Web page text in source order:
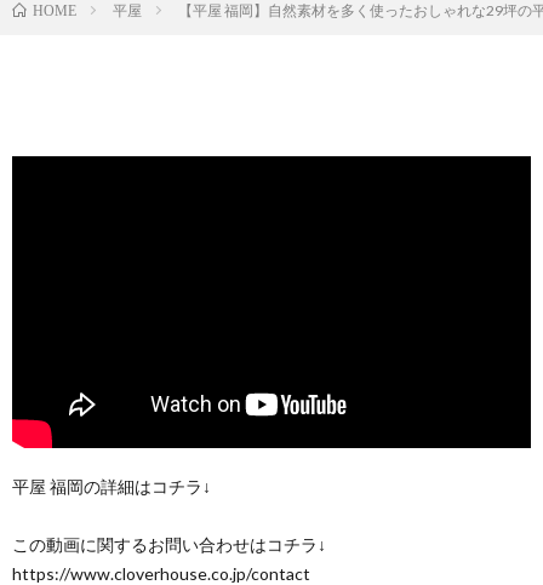
HOME 平屋 【平屋 福岡】自然素材を多く使ったおしゃれな29坪の
平屋 福岡の詳細はコチラ↓
この動画に関するお問い合わせはコチラ↓
https://www.cloverhouse.co.jp/contact